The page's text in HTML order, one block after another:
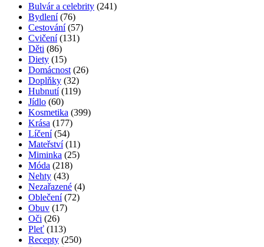
Bulvár a celebrity (241)
Bydlení(76)
Cestování(57)
Cvičení(131)
Děti (86)
Diety (15)
Domácnost (26)
Doplňky (32)
Hubnutí(119)
Jídlo (60)
Kosmetika (399)
Krása (177)
Líčení(54)
Mateřství(11)
Miminka (25)
Móda (218)
Nehty (43)
Nezařazené (4)
Oblečení(72)
Obuv (17)
Oči (26)
Pleť (113)
Recepty (250)